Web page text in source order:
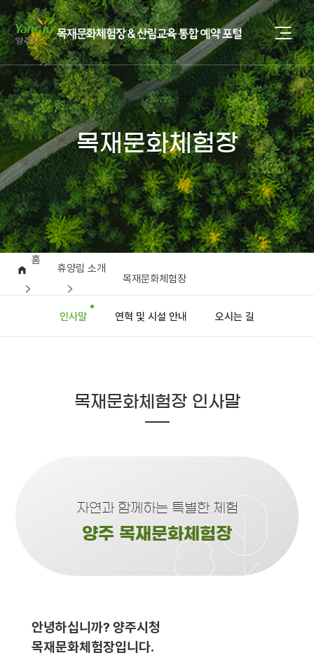
목재문화체험장
홈
휴양림 소개
목재문화체험장
인사말 연혁 및 시설 안내 오시는 길
목재문화체험장 인사말
자연과 함께하는 특별한 체험
양주 목재문화체험장
안녕하십니까? 양주시청
목재문화체험장입니다.